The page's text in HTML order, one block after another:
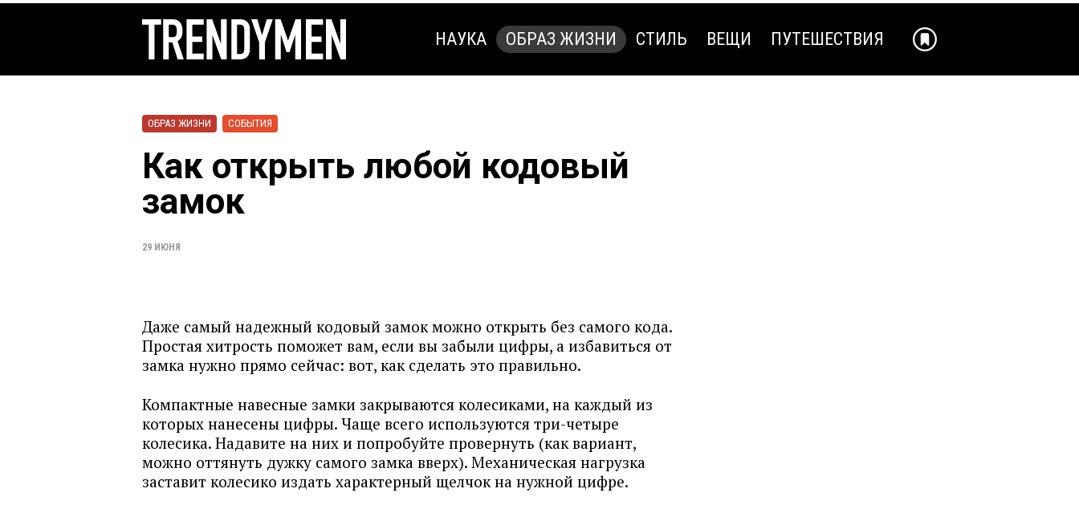
НАУКА ОБРАЗ ЖИЗНИ СТИЛЬ ВЕЩИ ПУТЕШЕСТВИЯ
ОБРАЗ ЖИЗНИ СОБЫТИЯ
Как открыть любой кодовый
замок
29 ИЮНЯ
Даже самый надежный кодовый замок можно открыть без самого кода.
Простая хитрость поможет вам, если вы забыли цифры, а избавиться от
замка нужно прямо сейчас: вот, как сделать это правильно.
Компактные навесные замки закрываются колесиками, на каждый из
которых нанесены цифры. Чаще всего используются три-четыре
колесика. Надавите на них и попробуйте провернуть (как вариант,
можно оттянуть дужку самого замка вверх). Механическая нагрузка
заставит колесико издать характерный щелчок на нужной цифре.